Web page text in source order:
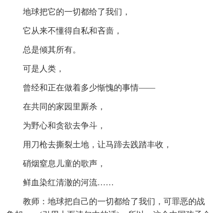
地球把它的一切都给了我们，
它从来不懂得自私和吝啬，
总是倾其所有。
可是人类，
曾经和正在做着多少惭愧的事情——
在共同的家园里厮杀，
为野心和贪欲去争斗，
用刀枪去撕裂土地，让马蹄去践踏丰收，
硝烟窒息儿童的歌声，
鲜血染红清澈的河流……
教师：地球把自己的一切都给了我们，可罪恶的战